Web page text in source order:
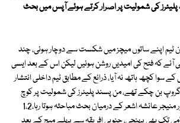
کی شمولیت پر اصرار کرتے ہوئے آپس میں بحث
ٹیم اپنے ساتوں میچز میں شکست سے دوچار ہوئی، چند
آئے کہ فتح کی امیدیں روشن ہوئیں لیکن اس کے بعد ایسی
سوا کچھ ہاتھ نہ آیا، ذرائع کے مطابق ٹیم داخلی انتشار
شکار تھی، اسکواڈ میں 2گروپ بن چکے تھے، من پسند پلیئرز کی شمولیت پر کوچ
صبیح اظہر، کپتان ثنا میر اور منیجر عائشہ اشعر کے درمیان بحث مباحثہ ہوتا رہا،1،2